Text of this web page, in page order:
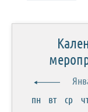
пн
вт ср